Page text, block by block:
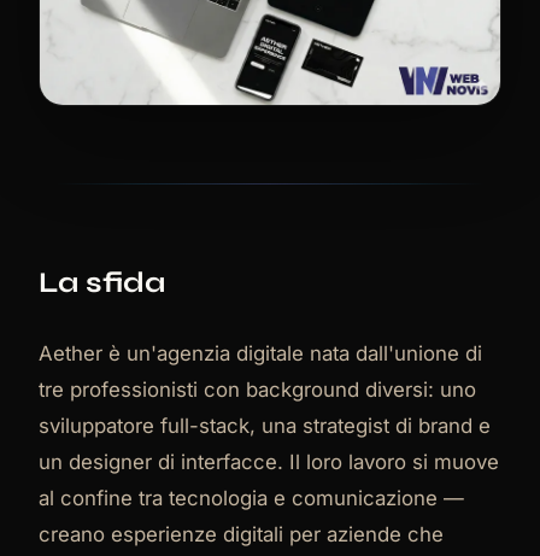
La sfida
Aether è un'agenzia digitale nata dall'unione di
tre professionisti con background diversi: uno
sviluppatore full-stack, una strategist di brand e
un designer di interfacce. Il loro lavoro si muove
al confine tra tecnologia e comunicazione —
creano esperienze digitali per aziende che